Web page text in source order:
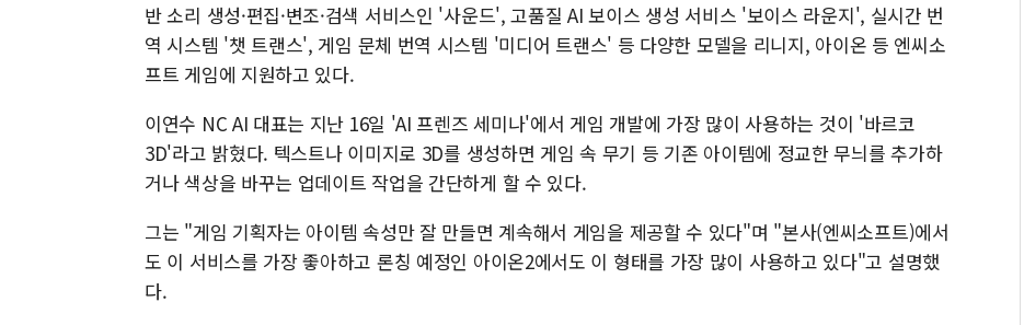
반 소리 생성·편집·변조·검색 서비스인 '사운드', 고품질 AI 보이스 생성 서비스 '보이스 라운지', 실시간 번
역 시스템 '챗 트랜스', 게임 문체 번역 시스템 '미디어 트랜스' 등 다양한 모델을 리니지, 아이온 등 엔씨소
프트 게임에 지원하고 있다.
이연수 NC AI 대표는 지난 16일 'AI 프렌즈 세미나'에서 게임 개발에 가장 많이 사용하는 것이 '바르코
3D'라고 밝혔다. 텍스트나 이미지로 3D를 생성하면 게임 속 무기 등 기존 아이템에 정교한 무늬를 추가하
거나 색상을 바꾸는 업데이트 작업을 간단하게 할 수 있다.
그는 "게임 기획자는 아이템 속성만 잘 만들면 계속해서 게임을 제공할 수 있다"며 "본사(엔씨소프트)에서
도 이 서비스를 가장 좋아하고 론칭 예정인 아이온2에서도 이 형태를 가장 많이 사용하고 있다"고 설명했
다.